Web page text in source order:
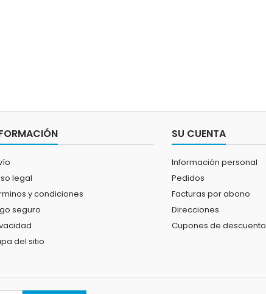
legal
y condiciones
seguro
del sitio
SU CUENTA
Información personal
Pedidos
Facturas por abono
Direcciones
Cupones de descuento